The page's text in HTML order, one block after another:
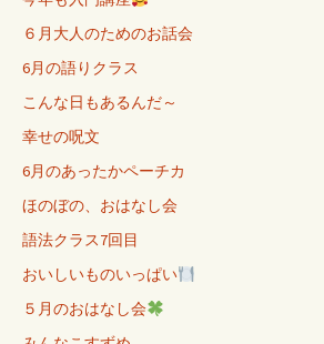
６月大人のためのお話会
6月の語りクラス
こんな日もあるんだ～
幸せの呪文
6月のあったかペーチカ
ほのぼの、おはなし会
語法クラス7回目
おいしいものいっぱい
５月のおはなし会